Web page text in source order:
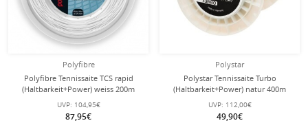
Polyfibre
Polyfibre Tennissaite TCS rapid
(Haltbarkeit+Power) weiss 200m
Rolle
UVP: 104,95€
87,95€
Polystar
Polystar Tennissaite Turbo
(Haltbarkeit+Power) natur 400m
Rolle
UVP: 112,00€
49,90€